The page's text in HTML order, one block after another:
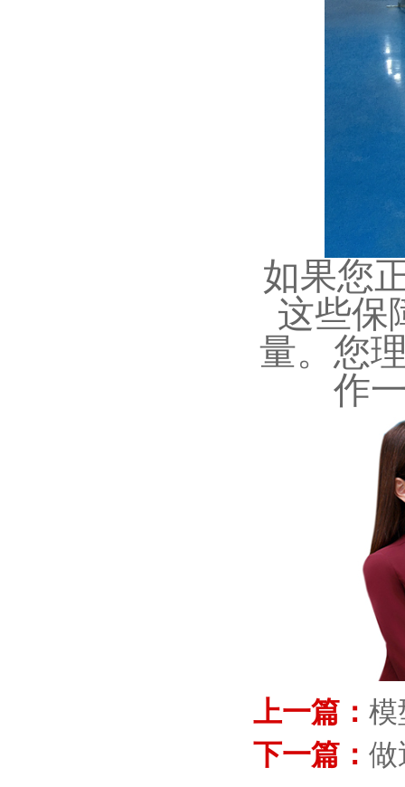
如果您
这些保
量。您
作
上一篇： 模
下一篇： 做